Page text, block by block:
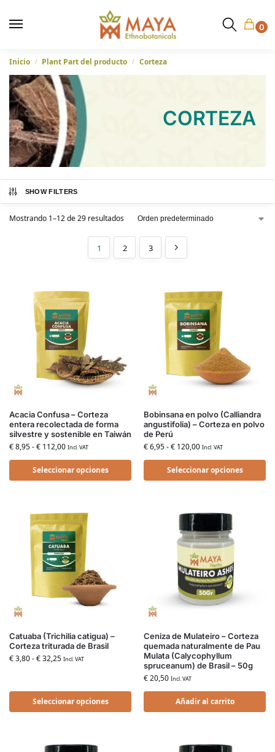
0
Inicio / Plant Part del producto / Corteza
CORTEZA
SHOW FILTERS
Mostrando 1–12 de 29 resultados
1 2 3
Acacia Confusa – Corteza
entera recolectada de forma
silvestre y sostenible en Taiwán
€8,95-€ 112,00 Incl. VAT
Seleccionar opciones
Bobinsana en polvo (Calliandra
angustifolia) – Corteza en polvo
de Perú
€6,95-€ 120,00 Incl. VAT
Seleccionar opciones
Catuaba (Trichilia catigua) –
Corteza triturada de Brasil
€3,80-€32,25 Incl. VAT
Seleccionar opciones
Ceniza de Mulateiro – Corteza
quemada naturalmente de Pau
Mulata (Calycophyllum
spruceanum) de Brasil – 50g
€20,50 Incl. VAT
Añadir al carrito